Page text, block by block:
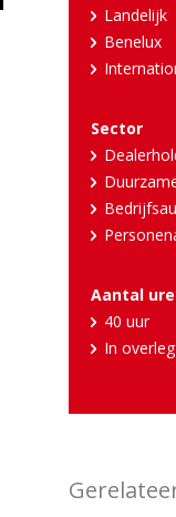
Landelijk
Benelux
Sector
Aantal
40 uur
In overleg